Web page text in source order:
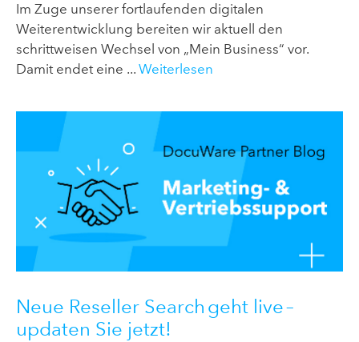
Im Zuge unserer fortlaufenden digitalen
Weiterentwicklung bereiten wir aktuell den
schrittweisen Wechsel von „Mein Business“ vor.
Damit endet eine ... Weiterlesen
Neue Reseller Search geht live –
updaten Sie jetzt!